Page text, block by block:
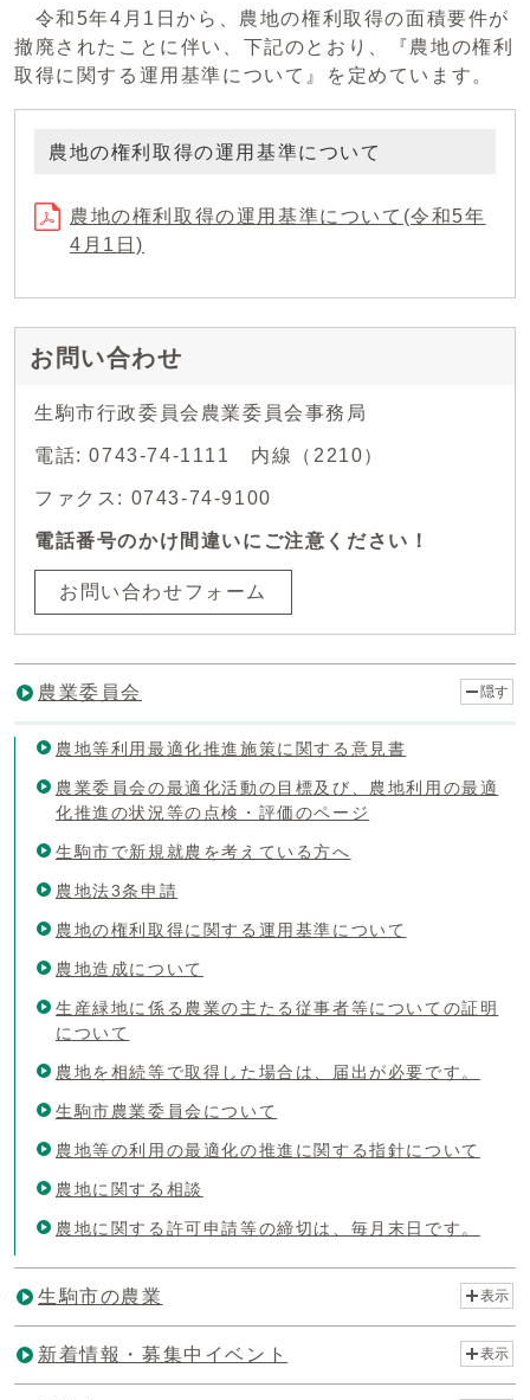
令和5年4月1日から、農地の権利取得の面積要件が
撤廃されたことに伴い、下記のとおり、『農地の権利
取得に関する運用基準について』を定めています。
農地の権利取得の運用基準について
農地の権利取得の運用基準について(令和5年
4月1日)
お問い合わせ
生駒市行政委員会農業委員会事務局
電話: 0743-74-1111 内線（2210）
ファクス: 0743-74-9100
電話番号のかけ間違いにご注意ください！
お問い合わせフォーム
農業委員会 隠す
農地等利用最適化推進施策に関する意見書
農業委員会の最適化活動の目標及び、農地利用の最適
化推進の状況等の点検・評価のページ
生駒市で新規就農を考えている方へ
農地法3条申請
農地の権利取得に関する運用基準について
農地造成について
生産緑地に係る農業の主たる従事者等についての証明
について
農地を相続等で取得した場合は、届出が必要です。
生駒市農業委員会について
農地等の利用の最適化の推進に関する指針について
農地に関する相談
農地に関する許可申請等の締切は、毎月末日です。
生駒市の農業 表示
新着情報・募集中イベント 表示